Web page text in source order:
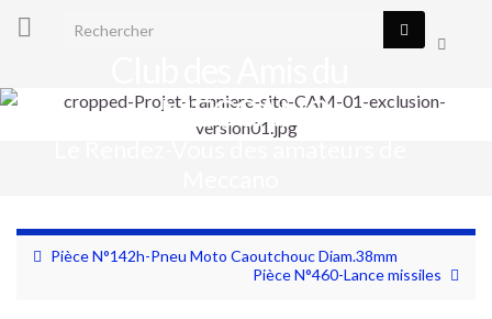
Toggle
form
Search for:
MECCANO
Pièce N°142h-Pneu Moto Caoutchouc Diam.38mm
Pièce N°460-Lance missiles